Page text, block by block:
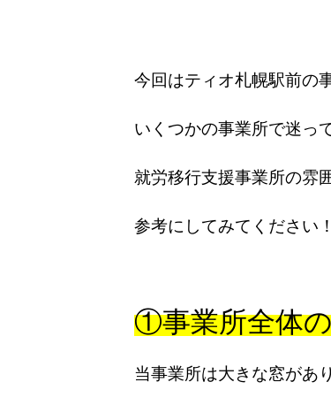
今回はティオ札幌駅前の
いくつかの事業所で迷っ
就労移行支援事業所の雰
参考にしてみてください！
①事業所全体
当事業所は大きな窓があ